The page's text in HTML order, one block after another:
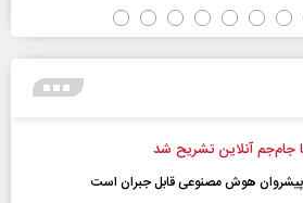
جام‌جم آنلاین تشریح شد
پیشرو‌ان هوش مصنوعی قابل جبران است